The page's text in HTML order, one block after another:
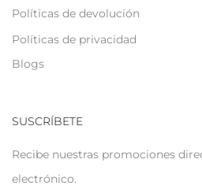
Políticas de devolución
Políticas de privacidad
Blogs
SUSCRÍBETE
Recibe nuestras promociones
electrónico.